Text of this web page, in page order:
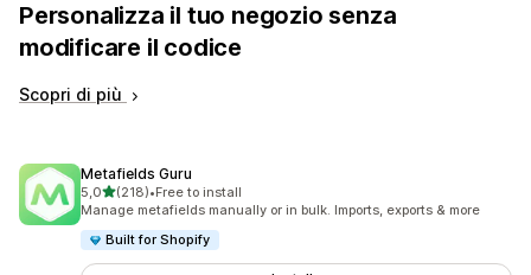
Personalizza il tuo negozio senza
modificare il codice
Scopri di più
Metafields Guru
5,0stelle su 5
(218)
218 recensioni totali
•Free to install
Manage metafields manually or in bulk. Imports, exports & more
Built for Shopify